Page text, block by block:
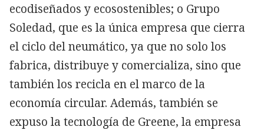
ecodiseñados y ecosostenibles; o Grupo
Soledad, que es la única empresa que cierra
el ciclo del neumático, ya que no solo los
fabrica, distribuye y comercializa, sino que
también los recicla en el marco de la
economía circular. Además, también se
expuso la tecnología de Greene, la empresa